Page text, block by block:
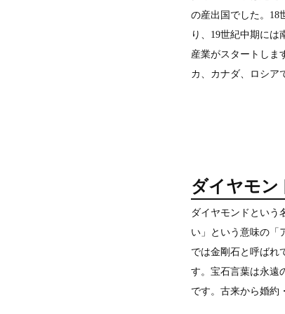
の産出国でした。18
り、19世紀中期には
産業がスタートしま
カ、カナダ、ロシア
ダイヤモン
ダイヤモンドという
い」という意味の「
では金剛石と呼ばれ
す。宝石言葉は永遠
です。古来から婚約